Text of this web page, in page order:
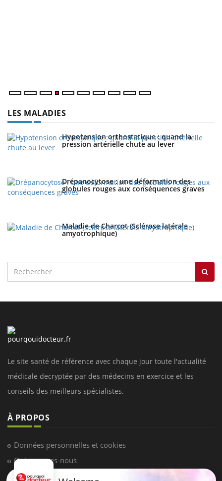
LES MALADIES
Hypotension orthostatique : quand la
pression artérielle chute au lever
Drépanocytose : une déformation des
globules rouges aux conséquences graves
Maladie de Charcot (Sclérose latérale
amyotrophique)
Le site santé de référence avec chaque jour toute l'actualité
médicale decryptée par des médecins en exercice et les
conseils des meilleurs spécialistes.
À PROPOS
Données personnelles et cookies
Qui sommes-nous
Conditions d'utilisation